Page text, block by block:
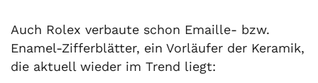
Auch Rolex verbaute schon Emaille- bzw.
Enamel-Zifferblätter, ein Vorläufer der Keramik,
die aktuell wieder im Trend liegt: